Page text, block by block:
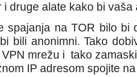
i druge alate kako bi
spajanja na TOR bilo
bili anonimni. Tako
mrežu i tako
IP adresom spojite